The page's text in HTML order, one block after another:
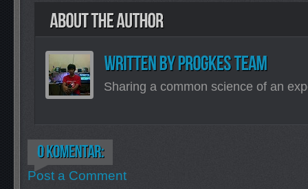
Sharing a common science of an
Post a Comment